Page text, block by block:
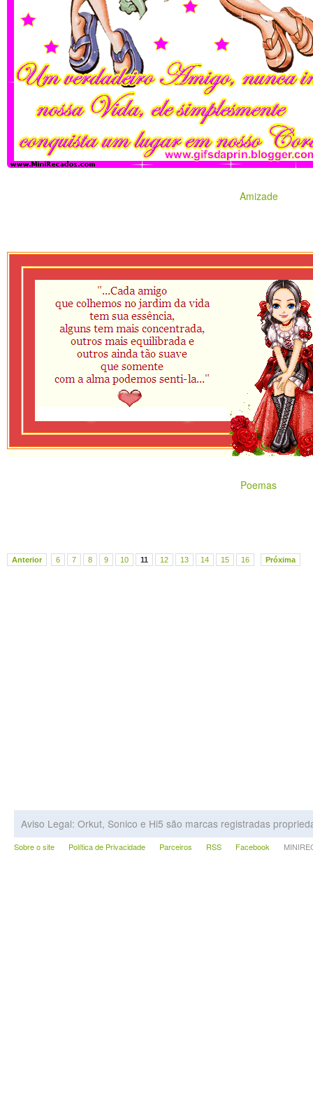
Amizade
Poemas
Anterior 6 7 8 9 10 11 12 13 14 15 16 Próxima
Aviso Legal: Orkut, Sonico e Hi5 são marcas registradas
Sobre o site Política de Privacidade Parceiros RSS Facebook